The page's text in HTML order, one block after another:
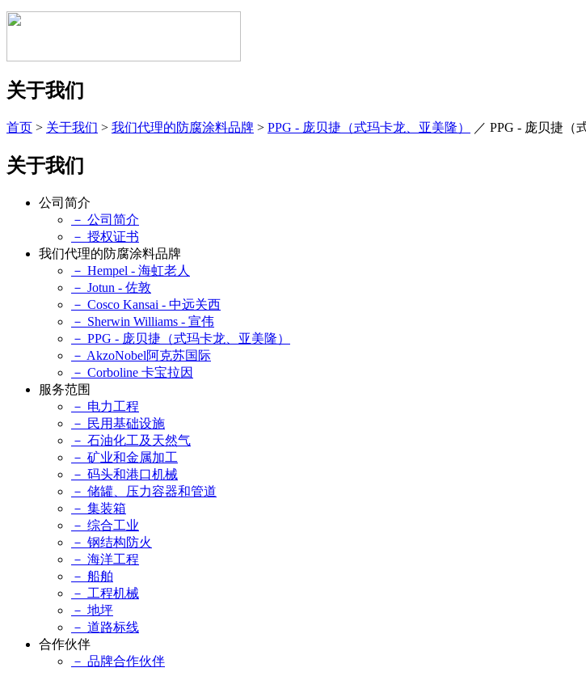
关于我们
首页 > 关于我们 > 我们代理的防腐涂料品牌 > PPG - 庞贝捷（式玛卡龙、亚美隆） ／ PPG - 庞贝捷（
关于我们
公司简介
－ 公司简介
－ 授权证书
我们代理的防腐涂料品牌
－ Hempel - 海虹老人
－ Jotun - 佐敦
－ Cosco Kansai - 中远关西
－ Sherwin Williams - 宣伟
－ PPG - 庞贝捷（式玛卡龙、亚美隆）
－ AkzoNobel阿克苏国际
－ Corboline 卡宝拉因
服务范围
－ 电力工程
－ 民用基础设施
－ 石油化工及天然气
－ 矿业和金属加工
－ 码头和港口机械
－ 储罐、压力容器和管道
－ 集装箱
－ 综合工业
－ 钢结构防火
－ 海洋工程
－ 船舶
－ 工程机械
－ 地坪
－ 道路标线
合作伙伴
－ 品牌合作伙伴